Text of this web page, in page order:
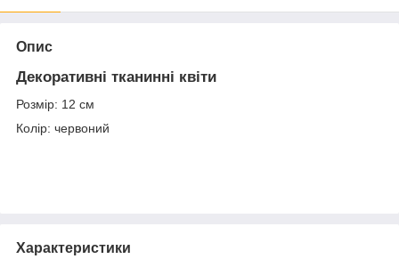
Опис
Декоративні тканинні квіти
Розмір: 12 см
Колір: червоний
Характеристики